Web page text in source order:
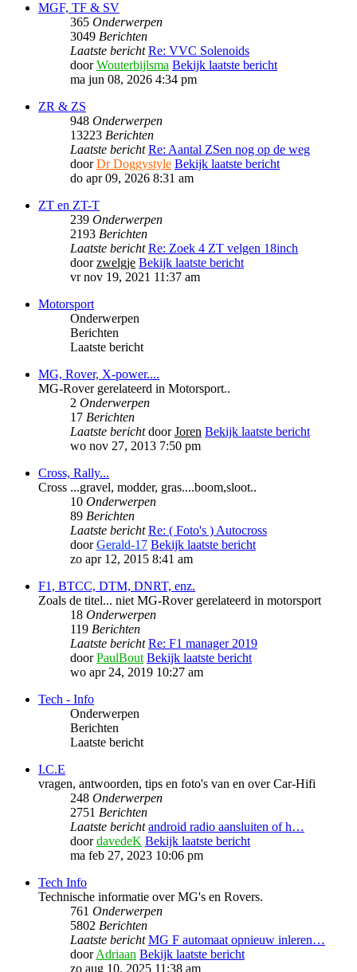
MGF, TF & SV
365 Onderwerpen
3049 Berichten
Laatste bericht Re: VVC Solenoids
doorWouterbijlsma Bekijk laatste bericht
ma jun 08, 2026 4:34 pm
ZR & ZS
948 Onderwerpen
13223 Berichten
Laatste bericht Re: Aantal ZSen nog op de weg
doorDr Doggystyle Bekijk laatste bericht
do apr 09, 2026 8:31 am
ZT en ZT-T
239 Onderwerpen
2193 Berichten
Laatste bericht Re: Zoek 4 ZT velgen 18inch
doorzwelgje Bekijk laatste bericht
vr nov 19, 2021 11:37 am
Motorsport
Onderwerpen
Berichten
Laatste bericht
MG, Rover, X-power....
MG-Rover gerelateerd in Motorsport..
2 Onderwerpen
17 Berichten
Laatste berichtdoorJoren Bekijk laatste bericht
wo nov 27, 2013 7:50 pm
Cross, Rally...
Cross ...gravel, modder, gras....boom,sloot..
10 Onderwerpen
89 Berichten
Laatste bericht Re: ( Foto's ) Autocross
doorGerald-17 Bekijk laatste bericht
zo apr 12, 2015 8:41 am
F1, BTCC, DTM, DNRT, enz.
Zoals de titel... niet MG-Rover gerelateerd in motorsport
18 Onderwerpen
119 Berichten
Laatste bericht Re: F1 manager 2019
doorPaulBout Bekijk laatste bericht
wo apr 24, 2019 10:27 am
Tech - Info
Onderwerpen
Berichten
Laatste bericht
I.C.E
vragen, antwoorden, tips en foto's van en over Car-Hifi
248 Onderwerpen
2751 Berichten
Laatste bericht android radio aansluiten of h…
doordavedeK Bekijk laatste bericht
ma feb 27, 2023 10:06 pm
Tech Info
Technische informatie over MG's en Rovers.
761 Onderwerpen
5802 Berichten
Laatste bericht MG F automaat opnieuw inleren…
doorAdriaan Bekijk laatste bericht
zo aug 10, 2025 11:38 am